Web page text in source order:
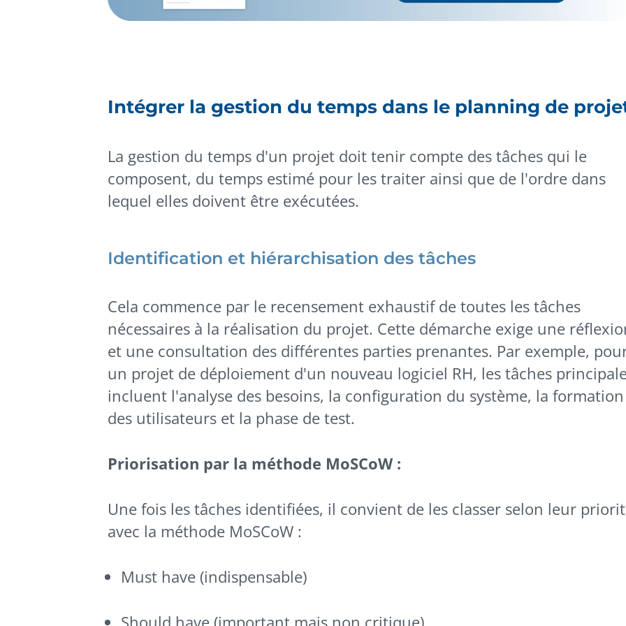
Intégrer la gestion du temps dans le planning de
La gestion du temps d'un projet doit tenir compte des tâches qui le
composent, du temps estimé pour les traiter ainsi que de l'ordre dans
lequel elles doivent être exécutées.
Identification et hiérarchisation des tâches
Cela commence par le recensement exhaustif de toutes les tâches
nécessaires à la réalisation du projet. Cette démarche exige une
et une consultation des différentes parties prenantes. Par exemple,
un projet de déploiement d'un nouveau logiciel RH, les tâches
incluent l'analyse des besoins, la configuration du système, la formation
des utilisateurs et la phase de test.
Priorisation par la méthode MoSCoW :
Une fois les tâches identifiées, il convient de les classer selon leur
avec la méthode MoSCoW :
Must have (indispensable)
Should have (important mais non critique)